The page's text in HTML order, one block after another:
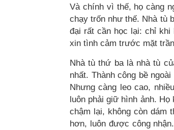
Và chính vì thế, họ càng
chạy trốn như thế. Nhà tù
đại rất cần học lại: chỉ
xin tình cảm trước mặt
Nhà tù thứ ba là nhà tù
nhất. Thành công bề
Nhưng càng leo cao,
luôn phải giữ hình ảnh. Họ
chậm lại, không còn dám
hơn, luôn được công